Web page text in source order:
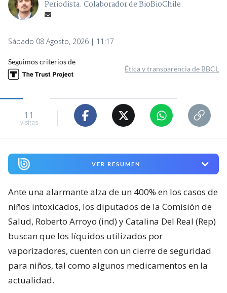
Periodista. Colaborador de BioBioChile.
Sábado 08 Agosto, 2026 | 11:17
Seguimos criterios de
Ética y transparencia de BBCL
11
visitas
VER RESUMEN
Ante una alarmante alza de un 400% en los casos de
niños intoxicados, los diputados de la Comisión de
Salud, Roberto Arroyo (ind) y Catalina Del Real (Rep)
buscan que los líquidos utilizados por
vaporizadores, cuenten con un cierre de seguridad
para niños, tal como algunos medicamentos en la
actualidad.